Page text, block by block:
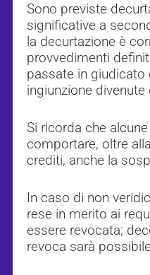
Sono previste
significative a
la decurtazione è
provvedimenti
passate in giudicato
ingiunzione divenute
Si ricorda che
comportare, oltre
crediti, anche la
In caso di non
rese in merito ai
essere revocata;
revoca sarà